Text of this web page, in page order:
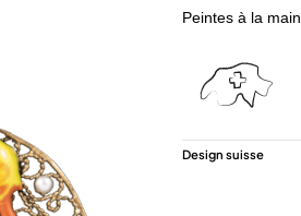
Peintes à la main
Design suisse